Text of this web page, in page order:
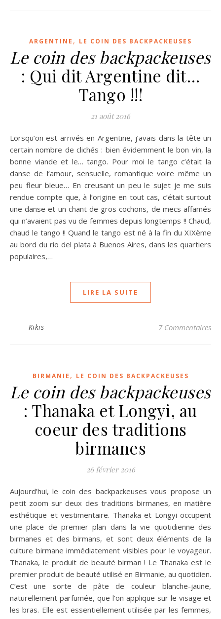
ARGENTINE , LE COIN DES BACKPACKEUSES
Le coin des backpackeuses
: Qui dit Argentine dit…
Tango !!!
21 août 2016
Lorsqu’on est arrivés en Argentine, j’avais dans la tête un
certain nombre de clichés : bien évidemment le bon vin, la
bonne viande et le… tango. Pour moi le tango c’était la
danse de l’amour, sensuelle, romantique voire même un
peu fleur bleue… En creusant un peu le sujet je me suis
rendue compte que, à l’origine en tout cas, c’était surtout
une danse et un chant de gros cochons, de mecs affamés
qui n’avaient pas vu de femmes depuis longtemps !! Chaud,
chaud le tango !! Quand le tango est né à la fin du XIXème
au bord du rio del plata à Buenos Aires, dans les quartiers
populaires,…
LIRE LA SUITE
Kikis 7 Commentaires
BIRMANIE , LE COIN DES BACKPACKEUSES
Le coin des backpackeuses
: Thanaka et Longyi, au
coeur des traditions
birmanes
26 février 2016
Aujourd’hui, le coin des backpackeuses vous propose un
petit zoom sur deux des traditions birmanes, en matière
esthétique et vestimentaire. Thanaka et Longyi occupent
une place de premier plan dans la vie quotidienne des
birmanes et des birmans, et sont deux éléments de la
culture birmane immédiatement visibles pour le voyageur.
Thanaka, le produit de beauté birman ! Le Thanaka est le
premier produit de beauté utilisé en Birmanie, au quotidien.
C’est une sorte de pâte de couleur blanche-jaune,
naturellement parfumée, que l’on applique sur le visage et
les bras. Elle est essentiellement utilisée par les femmes,